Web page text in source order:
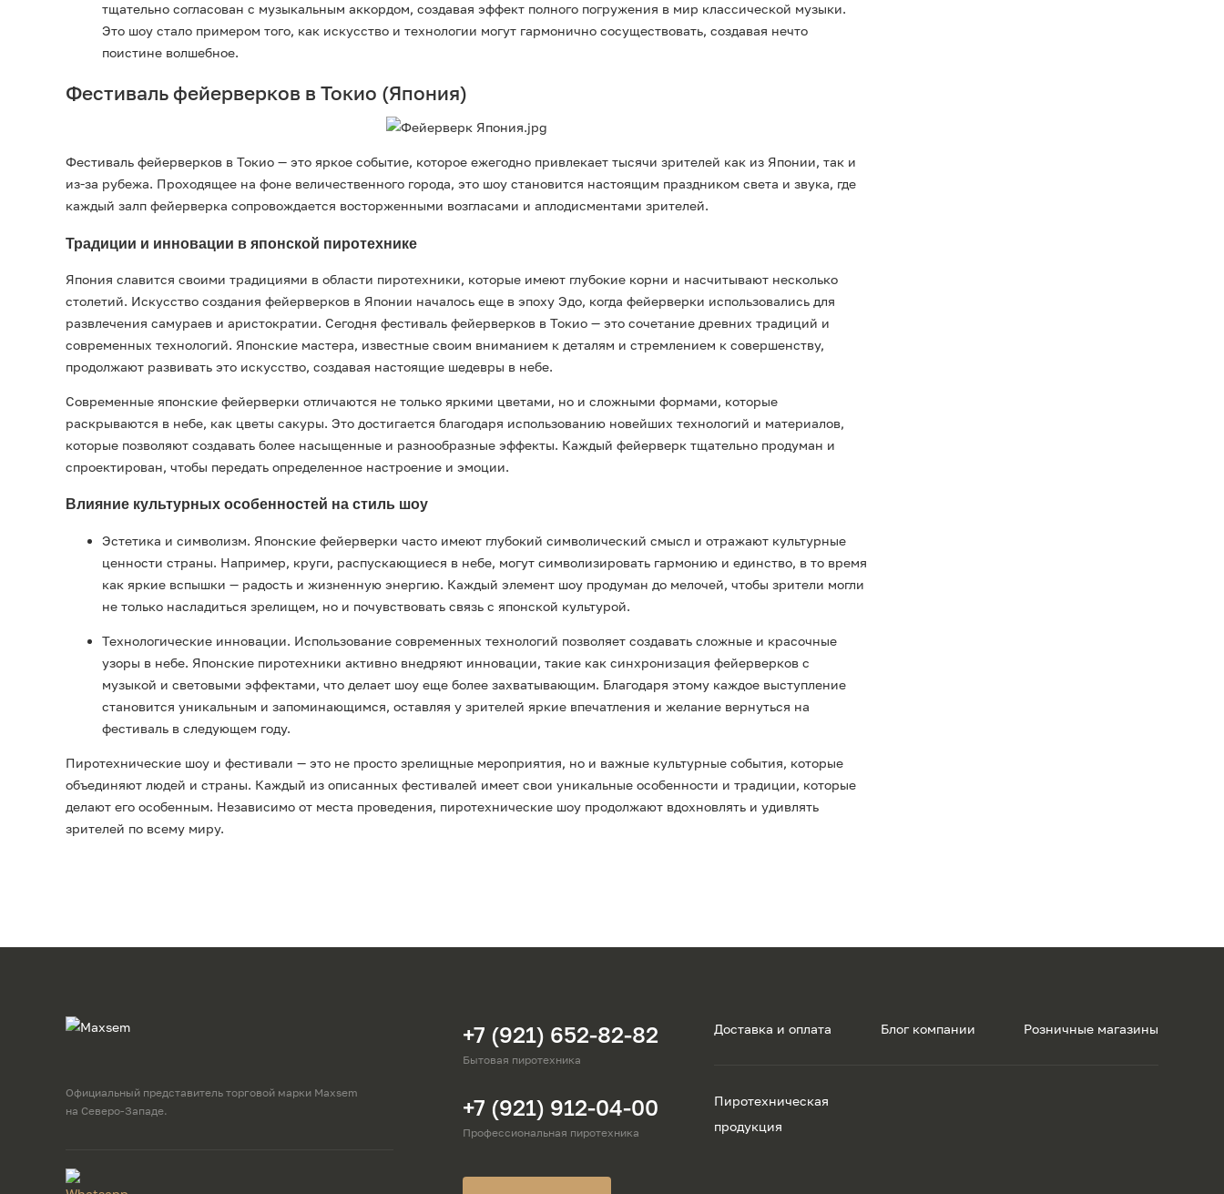
тщательно согласован с музыкальным аккордом, создавая эффект полного погружения в мир классической музыки.
Это шоу стало примером того, как искусство и технологии могут гармонично сосуществовать, создавая нечто
поистине волшебное.
Фестиваль фейерверков в Токио (Япония)
Фестиваль фейерверков в Токио — это яркое событие, которое ежегодно привлекает тысячи зрителей как из Японии, так и
из-за рубежа. Проходящее на фоне величественного города, это шоу становится настоящим праздником света и звука, где
каждый залп фейерверка сопровождается восторженными возгласами и аплодисментами зрителей.
Традиции и инновации в японской пиротехнике
Япония славится своими традициями в области пиротехники, которые имеют глубокие корни и насчитывают несколько
столетий. Искусство создания фейерверков в Японии началось еще в эпоху Эдо, когда фейерверки использовались для
развлечения самураев и аристократии. Сегодня фестиваль фейерверков в Токио — это сочетание древних традиций и
современных технологий. Японские мастера, известные своим вниманием к деталям и стремлением к совершенству,
продолжают развивать это искусство, создавая настоящие шедевры в небе.
Современные японские фейерверки отличаются не только яркими цветами, но и сложными формами, которые
раскрываются в небе, как цветы сакуры. Это достигается благодаря использованию новейших технологий и материалов,
которые позволяют создавать более насыщенные и разнообразные эффекты. Каждый фейерверк тщательно продуман и
спроектирован, чтобы передать определенное настроение и эмоции.
Влияние культурных особенностей на стиль шоу
Эстетика и символизм. Японские фейерверки часто имеют глубокий символический смысл и отражают культурные
ценности страны. Например, круги, распускающиеся в небе, могут символизировать гармонию и единство, в то время
как яркие вспышки — радость и жизненную энергию. Каждый элемент шоу продуман до мелочей, чтобы зрители могли
не только насладиться зрелищем, но и почувствовать связь с японской культурой.
Технологические инновации. Использование современных технологий позволяет создавать сложные и красочные
узоры в небе. Японские пиротехники активно внедряют инновации, такие как синхронизация фейерверков с
музыкой и световыми эффектами, что делает шоу еще более захватывающим. Благодаря этому каждое выступление
становится уникальным и запоминающимся, оставляя у зрителей яркие впечатления и желание вернуться на
фестиваль в следующем году.
Пиротехнические шоу и фестивали — это не просто зрелищные мероприятия, но и важные культурные события, которые
объединяют людей и страны. Каждый из описанных фестивалей имеет свои уникальные особенности и традиции, которые
делают его особенным. Независимо от места проведения, пиротехнические шоу продолжают вдохновлять и удивлять
зрителей по всему миру.
Официальный представитель торговой марки Maxsem
на Северо-Западе.
+7 (921) 652-82-82
Бытовая пиротехника
+7 (921) 912-04-00
Профессиональная пиротехника
Доставка и оплата Блог компании Розничные магазины
Пиротехническая
продукция